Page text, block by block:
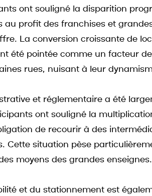
ont souligné la disparition
au profit des franchises et
La conversion croissante de
été pointée comme un facteur
rues, nuisant à leur
et réglementaire a été
ont souligné la
de recourir à des
Cette situation pèse
moyens des grandes enseignes.
et du stationnement est